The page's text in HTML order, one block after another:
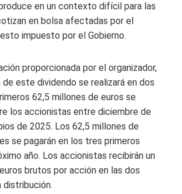
en un contexto difícil para las
en bolsa afectadas por el
impuesto por el Gobierno.
proporcionada por el organizador,
este dividendo se realizará en dos
62,5 millones de euros se
los accionistas entre diciembre de
de 2025. Los 62,5 millones de
se pagarán en los tres primeros
año. Los accionistas recibirán un
brutos por acción en las dos